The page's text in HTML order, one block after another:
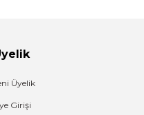
Üyelik
Girişi